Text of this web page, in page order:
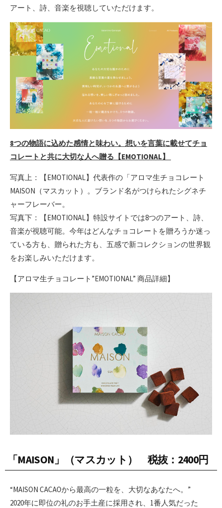
アート、詩、音楽を視聴していただけます。
8つの物語に込めた感情と味わい。想いを言葉に載せてチョ
コレートと共に大切な人へ贈る【EMOTIONAL】
写真上：【EMOTIONAL】代表作の「アロマ生チョコレート
MAISON（マスカット）。ブランド名がつけられたシグネチ
ャーフレーバー。
写真下：【EMOTIONAL】特設サイトでは8つのアート、詩、
音楽が視聴可能。今年はどんなチョコレートを贈ろうか迷っ
ている方も、贈られた方も、五感で新コレクションの世界観
をお楽しみいただけます。
【アロマ生チョコレート”EMOTIONAL” 商品詳細】
「MAISON」（マスカット） 税抜：2400円
“MAISON CACAOから最高の一粒を、大切なあなたへ。”
2020年に即位の礼のお手土産に採用され、1番人気だった